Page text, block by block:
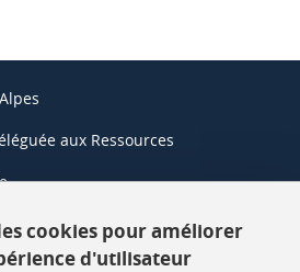
aux Ressources
cookies pour améliorer
d'utilisateur